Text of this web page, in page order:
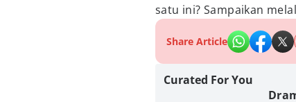
satu ini? Sampaikan
Share Article
Curated For You